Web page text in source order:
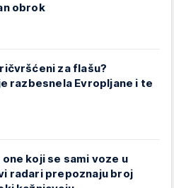
obrok
za flašu?
razbesnela Evropljane i te
koji se sami voze u
radari prepoznaju broj